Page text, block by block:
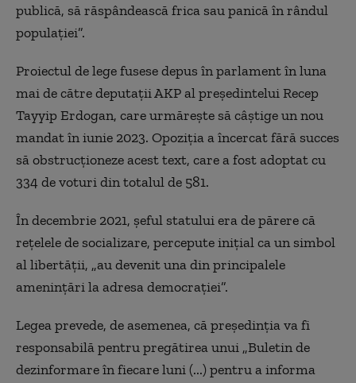
publică, să răspândească frica sau panică în rândul
populaţiei”.
Proiectul de lege fusese depus în parlament în luna
mai de către deputaţii AKP al preşedintelui Recep
Tayyip Erdogan, care urmăreşte să câştige un nou
mandat în iunie 2023. Opoziţia a încercat fără succes
să obstrucţioneze acest text, care a fost adoptat cu
334 de voturi din totalul de 581.
În decembrie 2021, şeful statului era de părere că
reţelele de socializare, percepute iniţial ca un simbol
al libertăţii, „au devenit una din principalele
ameninţări la adresa democraţiei”.
Legea prevede, de asemenea, că preşedinţia va fi
responsabilă pentru pregătirea unui „Buletin de
dezinformare în fiecare luni (...) pentru a informa